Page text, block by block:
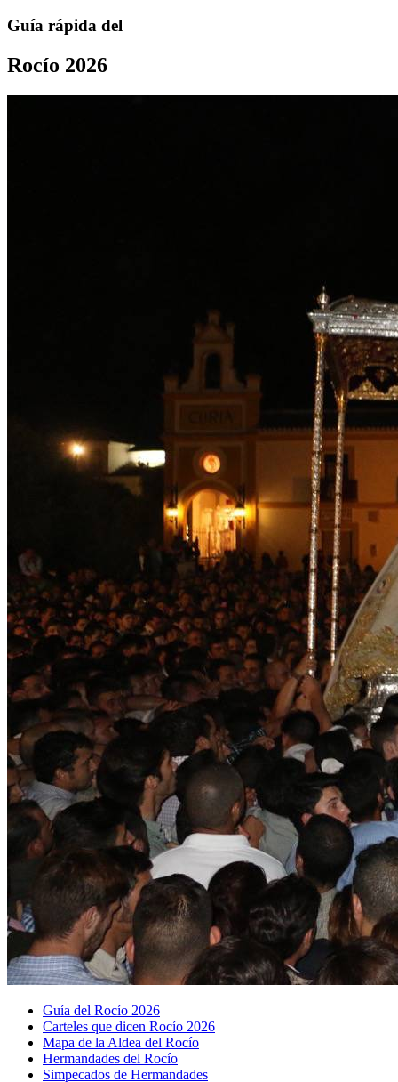
Guía rápida del
Rocío 2026
Guía del Rocío 2026
Carteles que dicen Rocío 2026
Mapa de la Aldea del Rocío
Hermandades del Rocío
Simpecados de Hermandades